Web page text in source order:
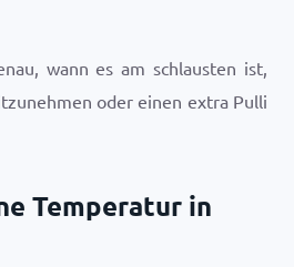
wann es am schlausten ist,
oder einen extra Pulli
Temperatur in